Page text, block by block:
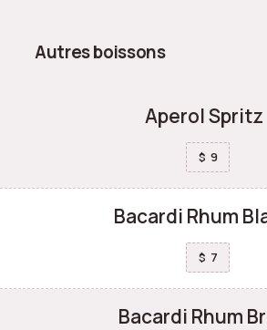
Autres boissons
Aperol Spritz
$ 9
Bacardi Rhum
$ 7
Bacardi Rhum